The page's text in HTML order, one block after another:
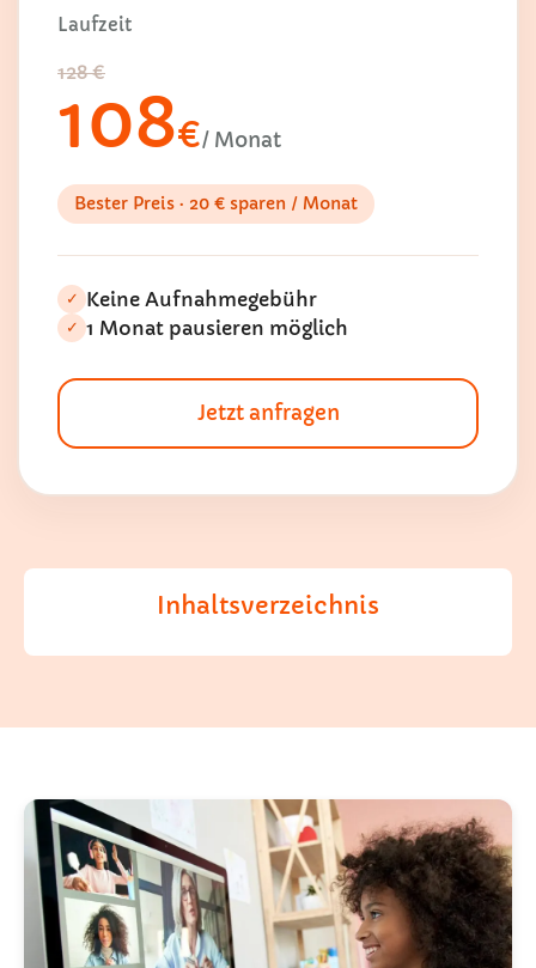
Laufzeit
128 €
108€/ Monat
Bester Preis · 20 € sparen / Monat
✓ Keine Aufnahmegebühr
✓ 1 Monat pausieren möglich
Jetzt anfragen
Inhaltsverzeichnis